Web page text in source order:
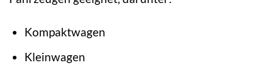
Kompaktwagen
Kleinwagen